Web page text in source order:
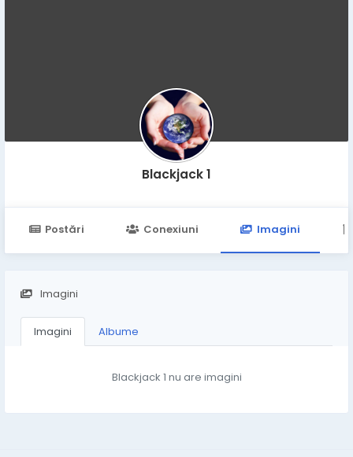
Blackjack 1
Postări Conexiuni Imagini
Imagini
Imagini Albume
Blackjack 1 nu are imagini